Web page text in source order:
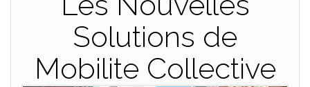
Solutions de
Mobilite Collective